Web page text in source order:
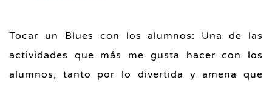
Tocar un Blues con los alumnos: Una de las
actividades que más me gusta hacer con los
alumnos, tanto por lo divertida y amena que